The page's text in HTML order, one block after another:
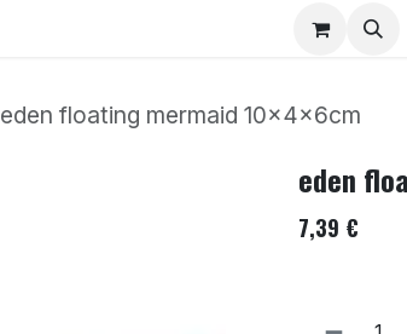
eden floating mermaid 10×4×6cm
eden
7,39 €